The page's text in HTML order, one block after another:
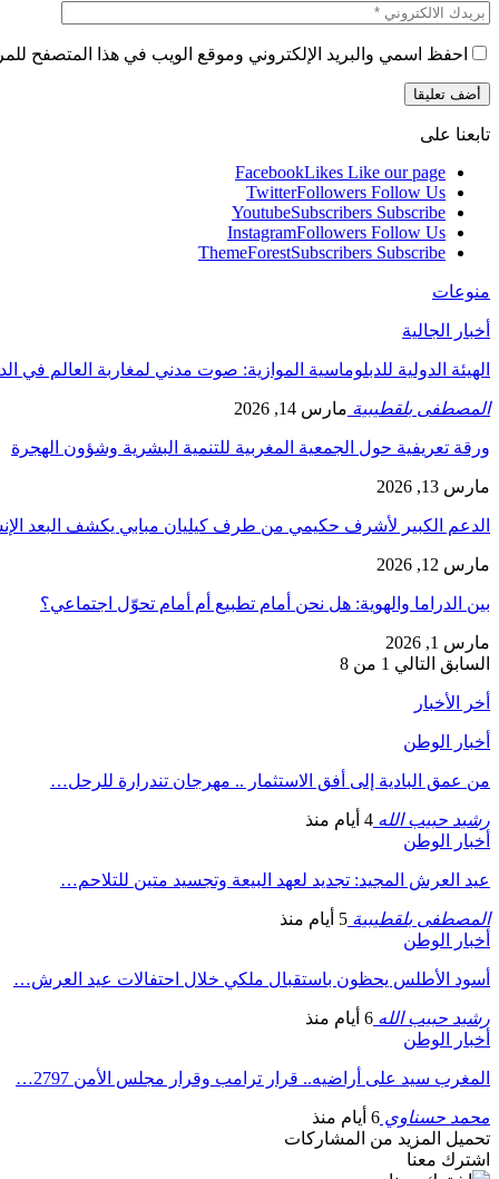
احفظ اسمي والبريد الإلكتروني وموقع الويب في هذا المتصفح
تابعنا على
FacebookLikes Like our page
TwitterFollowers Follow Us
YoutubeSubscribers Subscribe
InstagramFollowers Follow Us
ThemeForestSubscribers Subscribe
منوعات
أخبار الجالية
الهيئة الدولية للدبلوماسية الموازية: صوت مدني لمغاربة العالم في
المصطفى بلقطيبية مارس 14, 2026
ورقة تعريفية حول الجمعية المغربية للتنمية البشرية وشؤون الهجرة
مارس 13, 2026
الدعم الكبير لأشرف حكيمي من طرف كيليان مبابي يكشف البعد
مارس 12, 2026
بين الدراما والهوية: هل نحن أمام تطبيع أم أمام تحوّل اجتماعي؟
مارس 1, 2026
السابق التالي 1 من 8
أخر الأخبار
أخبار الوطن
من عمق البادية إلى أفق الاستثمار .. مهرجان تندرارة للرحل…
رشيد حبيب الله 4 أيام منذ
أخبار الوطن
عيد العرش المجيد: تجديد لعهد البيعة وتجسيد متين للتلاحم…
المصطفى بلقطيبية 5 أيام منذ
أخبار الوطن
أسود الأطلس يحظون باستقبال ملكي خلال احتفالات عيد العرش…
رشيد حبيب الله 6 أيام منذ
أخبار الوطن
المغرب سيد على أراضيه.. قرار ترامب وقرار مجلس الأمن 2797…
محمد حسناوي 6 أيام منذ
تحميل المزيد من المشاركات
اشترك معنا